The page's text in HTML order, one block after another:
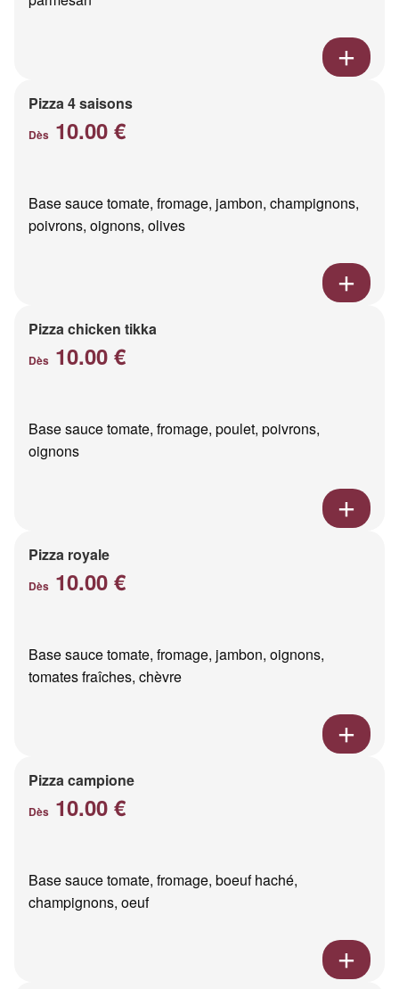
Pizza 4 saisons
Dès 10.00 €
Base sauce tomate, fromage, jambon, champignons,
poivrons, oignons, olives
Pizza chicken tikka
Dès 10.00 €
Base sauce tomate, fromage, poulet, poivrons,
oignons
Pizza royale
Dès 10.00 €
Base sauce tomate, fromage, jambon, oignons,
tomates fraîches, chèvre
Pizza campione
Dès 10.00 €
Base sauce tomate, fromage, boeuf haché,
champignons, oeuf